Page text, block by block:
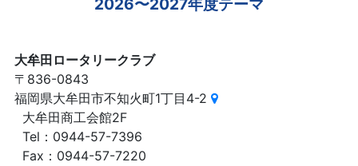
2026〜2027年度テーマ
大牟田ロータリークラブ
〒836-0843
福岡県大牟田市不知火町1丁目4-2
大牟田商工会館2F
Tel：0944-57-7396
Fax：0944-57-7220